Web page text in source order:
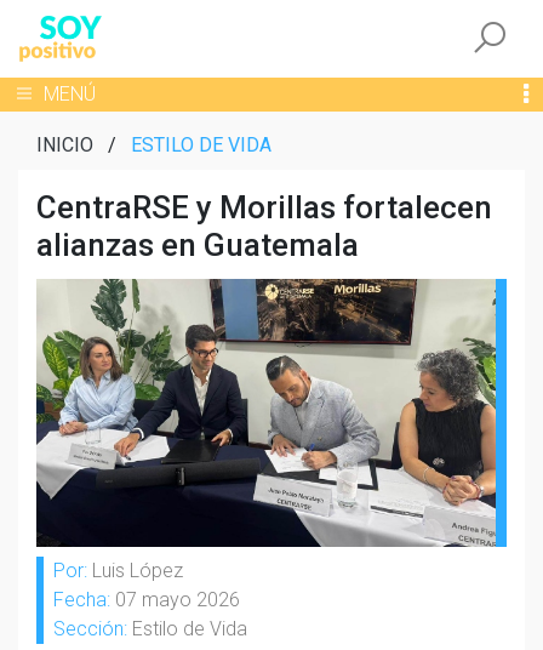
Toggle navigation
MENÚ
INICIO / ESTILO DE VIDA
CentraRSE y Morillas fortalecen
alianzas en Guatemala
Por: Luis López
Fecha: 07 mayo 2026
Sección: Estilo de Vida